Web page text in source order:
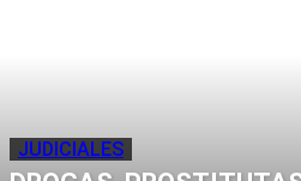
JUDICIALES